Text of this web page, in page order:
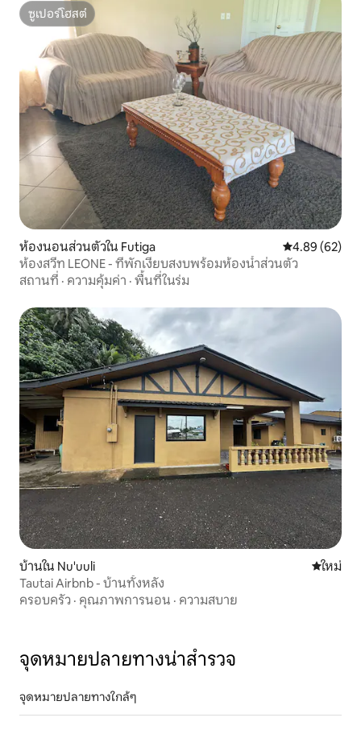
ซูเปอร์โฮสต์
ซูเปอร์โฮสต์
ห้องนอนส่วนตัวใน Futiga คะแนนเฉลี่ย
4.89 (62)
ห้องสวีท LEONE - ที่พักเงียบสงบพร้อมห้องน้ำส่วนตัว
สถานที่ · ความคุ้มค่า · พื้นที่ในร่ม
บ้านใน Nu'uuli ที่พักใหม่
ใหม่
Tautai Airbnb - บ้านทั้งหลัง
ครอบครัว · คุณภาพการนอน · ความสบาย
จุดหมายปลายทางน่าสำรวจ
จุดหมายปลายทางใกล้ๆ